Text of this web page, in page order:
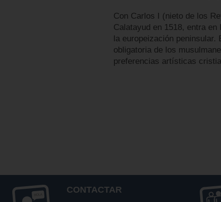
Con Carlos I (nieto de los
Calatayud en 1518, entra
la europeización peninsular.
obligatoria de los
preferencias artísticas
CONTACTAR